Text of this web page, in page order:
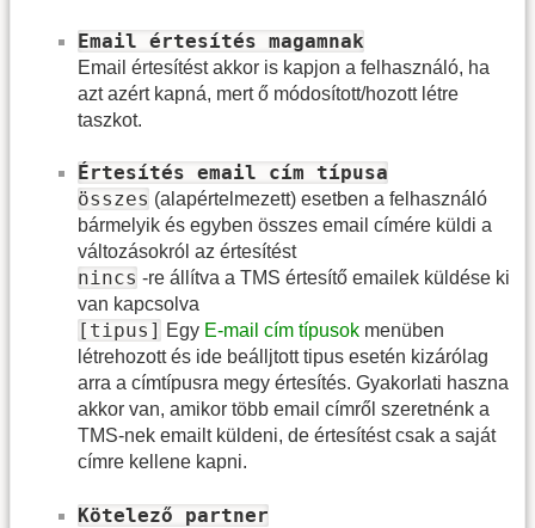
Email értesítés magamnak
Email értesítést akkor is kapjon a felhasználó, ha
azt azért kapná, mert ő módosított/hozott létre
taszkot.
Értesítés email cím típusa
összes (alapértelmezett) esetben a felhasználó
bármelyik és egyben összes email címére küldi a
változásokról az értesítést
nincs -re állítva a TMS értesítő emailek küldése ki
van kapcsolva
[tipus] Egy E-mail cím típusok menüben
létrehozott és ide beálljtott tipus esetén kizárólag
arra a címtípusra megy értesítés. Gyakorlati haszna
akkor van, amikor több email címről szeretnénk a
TMS-nek emailt küldeni, de értesítést csak a saját
címre kellene kapni.
Kötelező partner